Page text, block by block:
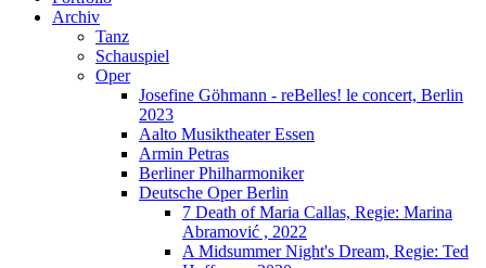
Archiv
Tanz
Schauspiel
Oper
Josefine Göhmann - reBelles! le concert, Berlin
2023
Aalto Musiktheater Essen
Armin Petras
Berliner Philharmoniker
Deutsche Oper Berlin
7 Death of Maria Callas, Regie: Marina
Abramović , 2022
A Midsummer Night's Dream, Regie: Ted